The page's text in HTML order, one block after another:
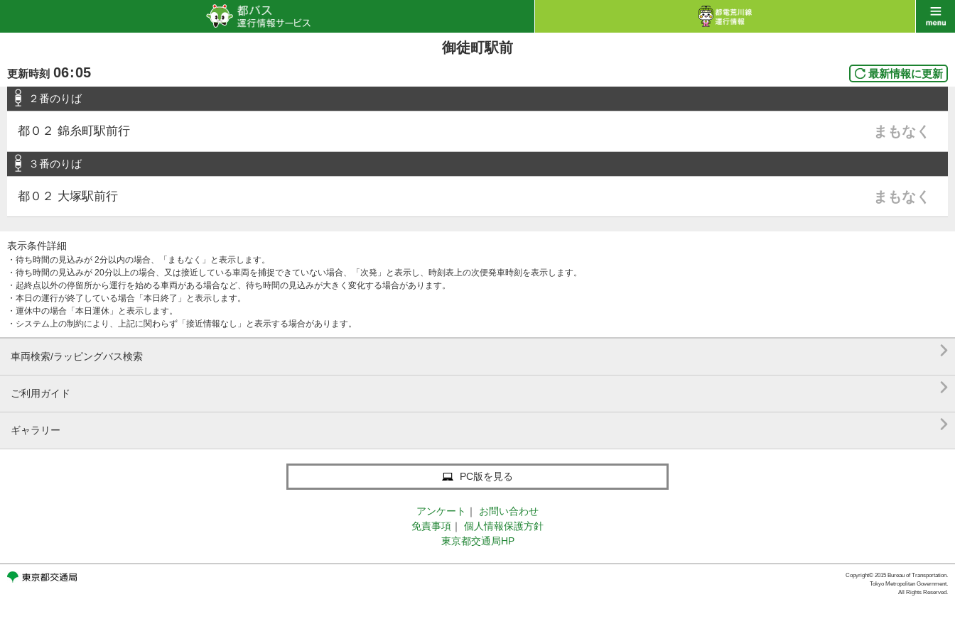
御徒町駅前
更新時刻 06:05 最新情報に更新
２番のりば
都０２ 錦糸町駅前行 まもなく
３番のりば
都０２ 大塚駅前行 まもなく
表示条件詳細
・待ち時間の見込みが 2分以内の場合、「まもなく」と表示します。
・待ち時間の見込みが 20分以上の場合、又は接近している車両を捕捉できていない場合、「次発」と表示し、時刻表上の次便発車時刻を表示します。
・起終点以外の停留所から運行を始める車両がある場合など、待ち時間の見込みが大きく変化する場合があります。
・本日の運行が終了している場合「本日終了」と表示します。
・運休中の場合「本日運休」と表示します。
・システム上の制約により、上記に関わらず「接近情報なし」と表示する場合があります。
車両検索/ラッピングバス検索 
ご利用ガイド 
ギャラリー 
PC版を見る
アンケート ｜
お問い合わせ
免責事項 ｜
個人情報保護方針
東京都交通局HP
Copyright© 2015 Bureau of Transportation.
Tokyo Metropolitan Government.
All Rights Reserved.